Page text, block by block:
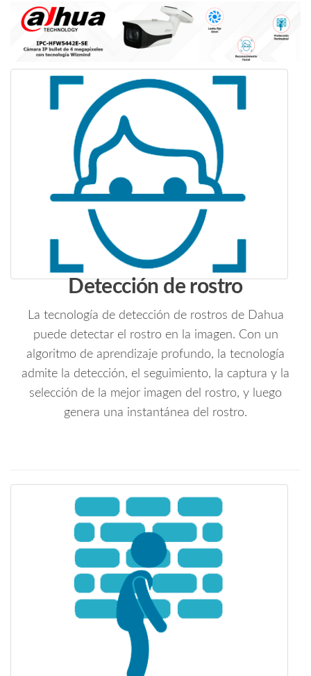
WizMind/
Detección
Facial/
Perimetral/
Personas/
Starlight/
140dB/
Detección de rostro
La tecnología de detección de rostros de Dahua
puede detectar el rostro en la imagen. Con un
algoritmo de aprendizaje profundo, la tecnología
admite la detección, el seguimiento, la captura y la
selección de la mejor imagen del rostro, y luego
genera una instantánea del rostro.